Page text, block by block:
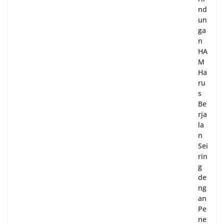
nd
un
ga
n
HA
M
Ha
ru
s
Be
rja
la
n
Sei
rin
g
de
ng
an
Pe
ne